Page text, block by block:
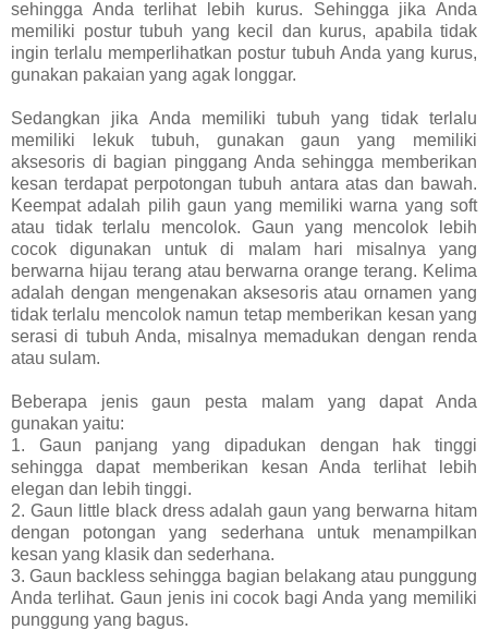
sehingga Anda terlihat lebih kurus. Sehingga jika Anda
memiliki postur tubuh yang kecil dan kurus, apabila tidak
ingin terlalu memperlihatkan postur tubuh Anda yang kurus,
gunakan pakaian yang agak longgar.
Sedangkan jika Anda memiliki tubuh yang tidak terlalu
memiliki lekuk tubuh, gunakan gaun yang memiliki
aksesoris di bagian pinggang Anda sehingga memberikan
kesan terdapat perpotongan tubuh antara atas dan bawah.
Keempat adalah pilih gaun yang memiliki warna yang soft
atau tidak terlalu mencolok. Gaun yang mencolok lebih
cocok digunakan untuk di malam hari misalnya yang
berwarna hijau terang atau berwarna orange terang. Kelima
adalah dengan mengenakan aksesoris atau ornamen yang
tidak terlalu mencolok namun tetap memberikan kesan yang
serasi di tubuh Anda, misalnya memadukan dengan renda
atau sulam.
Beberapa jenis gaun pesta malam yang dapat Anda
gunakan yaitu:
1. Gaun panjang yang dipadukan dengan hak tinggi
sehingga dapat memberikan kesan Anda terlihat lebih
elegan dan lebih tinggi.
2. Gaun little black dress adalah gaun yang berwarna hitam
dengan potongan yang sederhana untuk menampilkan
kesan yang klasik dan sederhana.
3. Gaun backless sehingga bagian belakang atau punggung
Anda terlihat. Gaun jenis ini cocok bagi Anda yang memiliki
punggung yang bagus.